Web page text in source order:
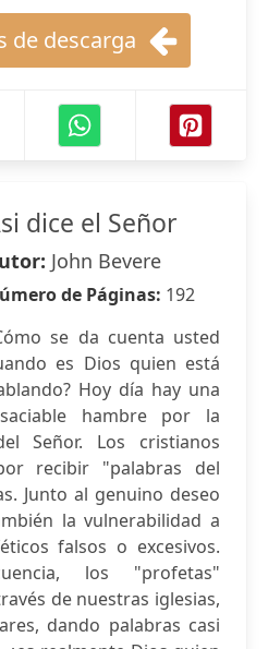
de descarga
dice el Señor
John Bevere
de Páginas: 192
se da cuenta usted
es Dios quien está
Hoy día hay una
hambre por la
Señor. Los cristianos
recibir "palabras del
Junto al genuino deseo
la vulnerabilidad a
falsos o excesivos.
los "profetas"
de nuestras iglesias,
dando palabras casi